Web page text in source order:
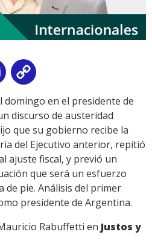
Email
Link
domingo en el presidente de
discurso de austeridad
que su gobierno recibe la
del Ejecutivo anterior, repitió
ajuste fiscal, y previó un
que será un esfuerzo
de pie. Análisis del primer
presidente de Argentina.
Rabuffetti en Justos y